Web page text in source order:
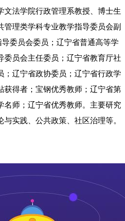
文法学院行政管理系教授、博士生
管理类学科专业教学指导委员会副
导委员会委员；辽宁省普通高等学
委员会主任委员；辽宁省教育厅社
；辽宁省政协委员；辽宁省行政学
获得者；宝钢优秀教师；辽宁省第
名师；辽宁省优秀教师。主要研究
实践、公共政策、社区治理等。